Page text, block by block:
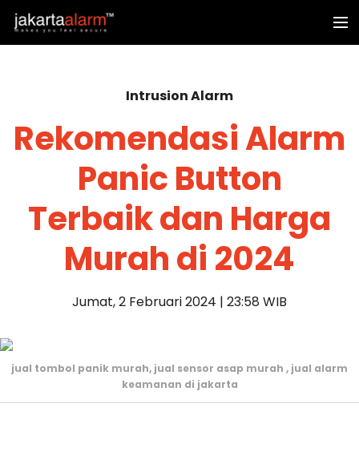
Intrusion Alarm
Rekomendasi Alarm
Panic Button
Terbaik dan Harga
Murah di 2024
Jumat, 2 Februari 2024 | 23:58 WIB
jual tombol panik murah, jual sensor asap murah , jual alarm
keamanan di jakarta